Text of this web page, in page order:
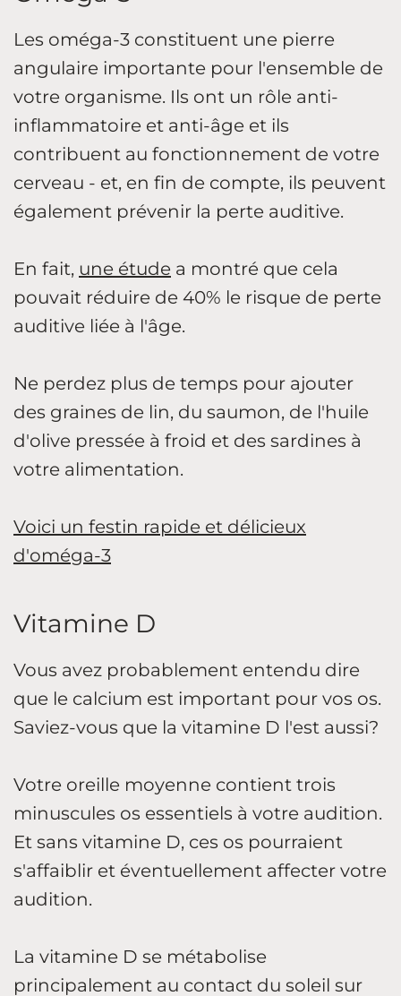
Les oméga-3 constituent une pierre
angulaire importante pour l'ensemble de
votre organisme. Ils ont un rôle anti-
inflammatoire et anti-âge et ils
contribuent au fonctionnement de votre
cerveau - et, en fin de compte, ils peuvent
également prévenir la perte auditive.
En fait, une étude a montré que cela
pouvait réduire de 40% le risque de perte
auditive liée à l'âge.
Ne perdez plus de temps pour ajouter
des graines de lin, du saumon, de l'huile
d'olive pressée à froid et des sardines à
votre alimentation.
Voici un festin rapide et délicieux
d'oméga-3
Vitamine D
Vous avez probablement entendu dire
que le calcium est important pour vos os.
Saviez-vous que la vitamine D l'est aussi?
Votre oreille moyenne contient trois
minuscules os essentiels à votre audition.
Et sans vitamine D, ces os pourraient
s'affaiblir et éventuellement affecter votre
audition.
La vitamine D se métabolise
principalement au contact du soleil sur